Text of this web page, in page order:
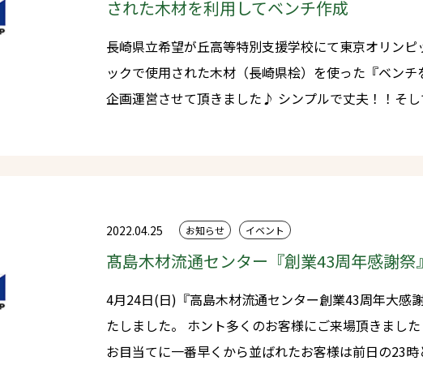
された木材を利用してベンチ作成
長崎県立希望が丘高等特別支援学校にて東京オリンピ
ックで使用された木材（長崎県桧）を使った『ベンチ
企画運営させて頂きました♪ シンプルで丈夫！！そしてカッコイイデ
聞 感謝・感謝 Special thanks 希望が丘高等支援学校の先生たち、
NPO法人Seamless｜シームレスの皆様、長崎県林政課
2022.04.25 お知らせ イベント
髙島木材流通センター『創業43周年感謝祭』
4月24日(日)『高島木材流通センター創業43周年大感
たしました。 ホント多くのお客様にご来場頂きました！！目玉商品を
お目当てに一番早くから並ばれたお客様は前日の23